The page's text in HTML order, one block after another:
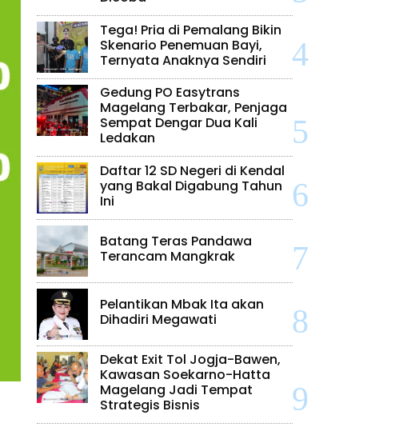
Tega! Pria di Pemalang Bikin
Skenario Penemuan Bayi,
Ternyata Anaknya Sendiri
Gedung PO Easytrans
Magelang Terbakar, Penjaga
Sempat Dengar Dua Kali
Ledakan
Daftar 12 SD Negeri di Kendal
yang Bakal Digabung Tahun
Ini
Batang Teras Pandawa
Terancam Mangkrak
Pelantikan Mbak Ita akan
Dihadiri Megawati
Dekat Exit Tol Jogja-Bawen,
Kawasan Soekarno-Hatta
Magelang Jadi Tempat
Strategis Bisnis